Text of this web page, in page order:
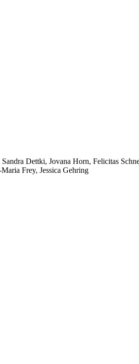
Dettki, Jovana Horn, Felicitas
Frey, Jessica Gehring